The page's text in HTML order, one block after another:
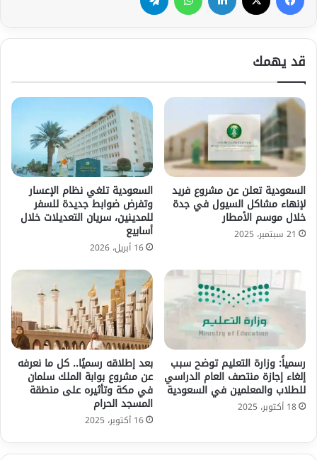
قد يهمك
السعودية تعلن عن مشروع فريد
لإنهاء مشاكل السيول في جدة
خلال موسم الأمطار
21 سبتمبر، 2025
السعودية تلغي نظام الإعسار
وتفرض ضوابط جديدة للسفر
للمدينين، سريان التعديلات خلال
أسابيع
16 أبريل، 2026
رسمياً: وزارة التعليم توضح سبب
إلغاء إجازة منتصف العام الدراسي
للطلاب والمعلمين في السعودية
18 أكتوبر، 2025
بعد إطلاقه رسميًا.. كل ما نعرفه
عن مشروع بوابة الملك سلمان
في مكة وتأثيره على منطقة
المسجد الحرام
16 أكتوبر، 2025